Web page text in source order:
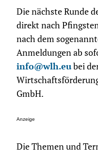
Die nächste Runde
direkt nach
nach dem
Anmeldungen ab
info@wlh.eubei
GmbH.
Anzeige
Die Themen und